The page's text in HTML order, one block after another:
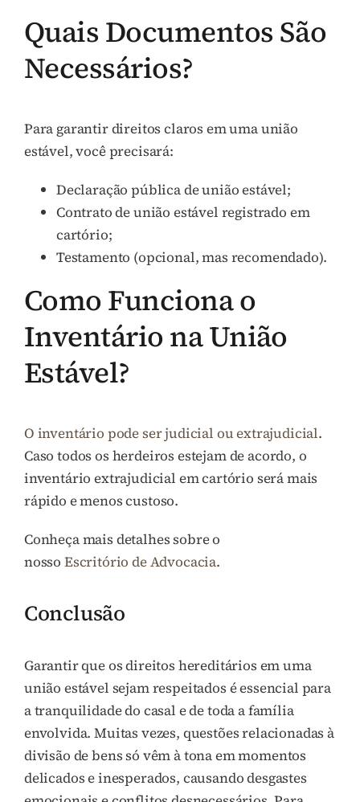
Quais Documentos São
Necessários?
Para garantir direitos claros em uma união
estável, você precisará:
Declaração pública de união estável;
Contrato de união estável registrado em
cartório;
Testamento (opcional, mas recomendado).
Como Funciona o
Inventário na União
Estável?
O inventário pode ser judicial ou extrajudicial.
Caso todos os herdeiros estejam de acordo, o
inventário extrajudicial em cartório será mais
rápido e menos custoso.
Conheça mais detalhes sobre o
nosso Escritório de Advocacia.
Conclusão
Garantir que os direitos hereditários em uma
união estável sejam respeitados é essencial para
a tranquilidade do casal e de toda a família
envolvida. Muitas vezes, questões relacionadas à
divisão de bens só vêm à tona em momentos
delicados e inesperados, causando desgastes